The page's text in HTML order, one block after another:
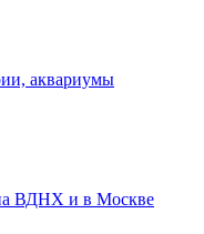
аквариумы
ВДНХ и в Москве